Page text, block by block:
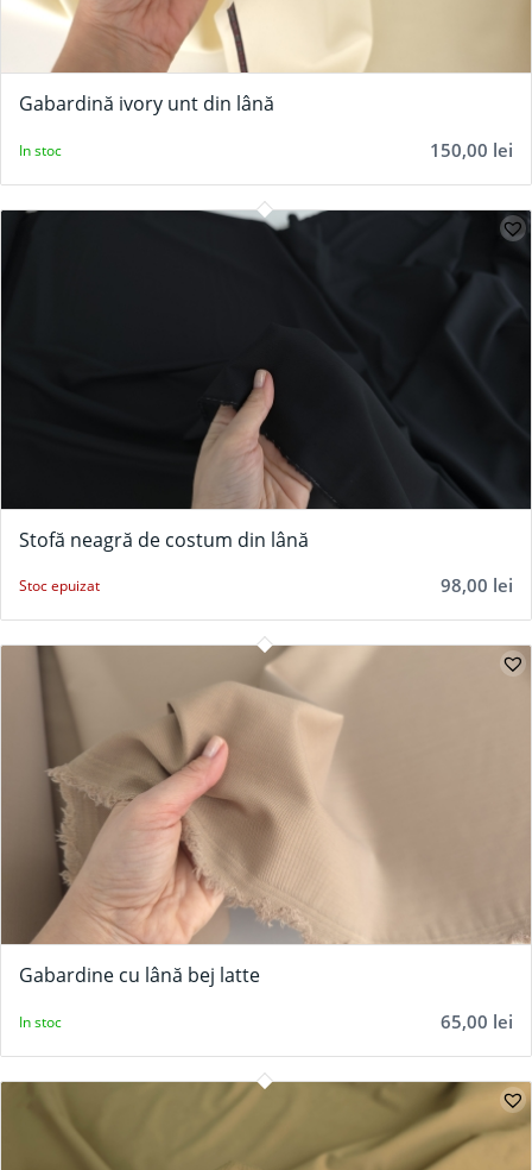
Gabardină ivory unt din lână
150,00 lei
In stoc
Stofă neagră de costum din lână
98,00 lei
Stoc epuizat
Gabardine cu lână bej latte
65,00 lei
In stoc